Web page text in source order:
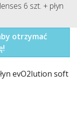
6 szt. + płyn
otrzymać
evO2lution soft